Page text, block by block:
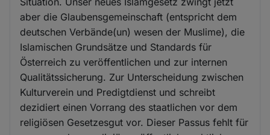
aber die Glaubensgemeinschaft (entspricht dem
deutschen Verbände(un) wesen der Muslime), die
Islamischen Grundsätze und Standards für
Österreich zu veröffentlichen und zur internen
Qualitätssicherung. Zur Unterscheidung zwischen
Kulturverein und Predigtdienst und schreibt
dezidiert einen Vorrang des staatlichen vor dem
religiösen Gesetzesgut vor. Dieser Passus fehlt für